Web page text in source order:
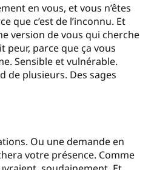
en vous, et vous n’êtes
que c’est de l’inconnu. Et
version de vous qui cherche
peur, parce que ça vous
Sensible et vulnérable.
de plusieurs. Des sages
Ou une demande en
votre présence. Comme